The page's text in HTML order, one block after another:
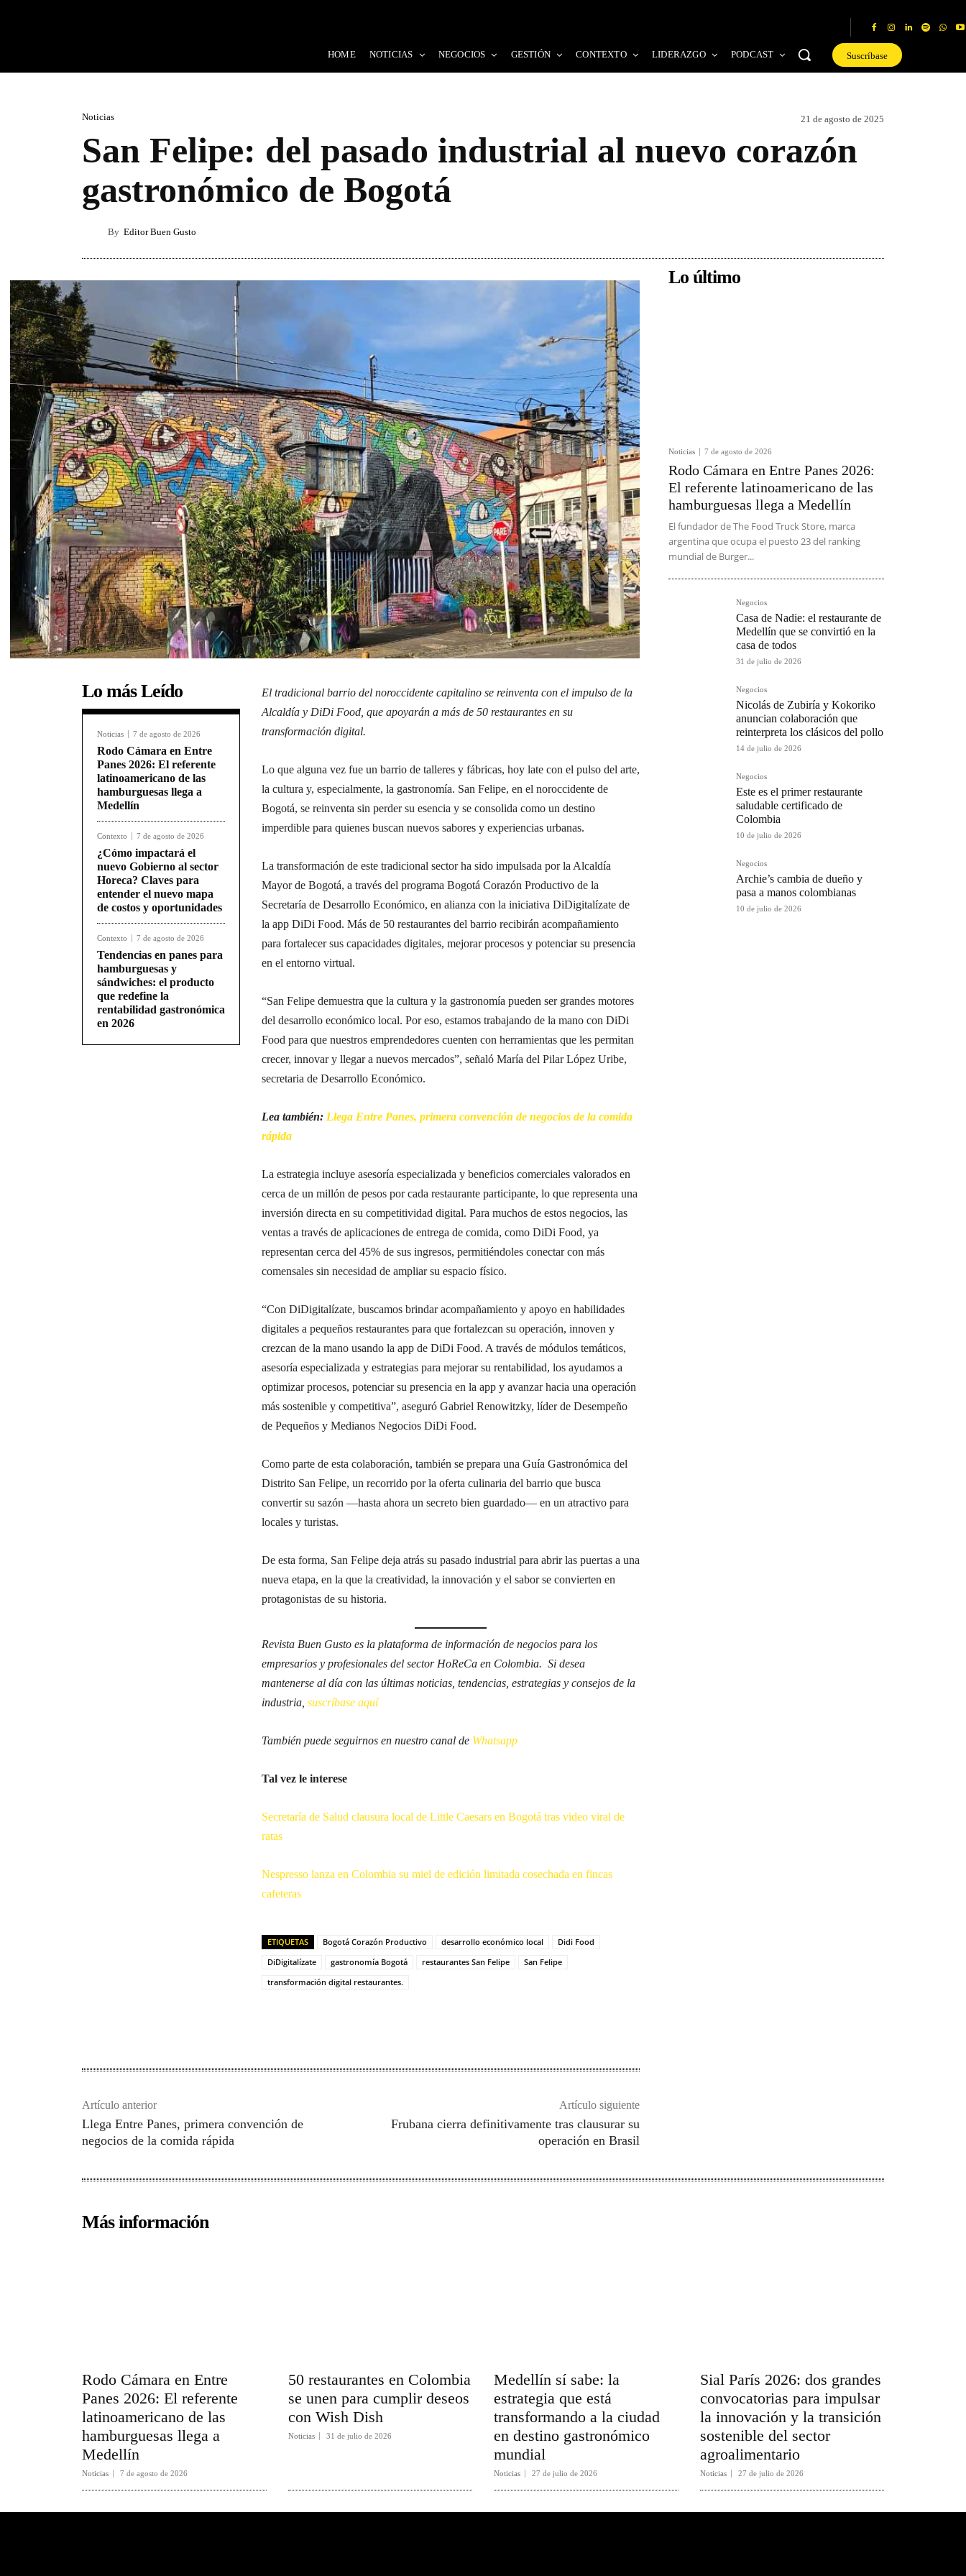
HOME NOTICIAS NEGOCIOS GESTIÓN CONTEXTO LIDERAZGO PODCAST Suscríbase
Noticias 21 de agosto de 2025
San Felipe: del pasado industrial al nuevo corazón
gastronómico de Bogotá
By Editor Buen Gusto
Lo más Leído
Noticias 7 de agosto de 2026
Rodo Cámara en Entre
Panes 2026: El referente
latinoamericano de las
hamburguesas llega a
Medellín
Contexto 7 de agosto de 2026
¿Cómo impactará el
nuevo Gobierno al sector
Horeca? Claves para
entender el nuevo mapa
de costos y oportunidades
Contexto 7 de agosto de 2026
Tendencias en panes para
hamburguesas y
sándwiches: el producto
que redefine la
rentabilidad gastronómica
en 2026
El tradicional barrio del noroccidente capitalino se reinventa con el impulso de la
Alcaldía y DiDi Food, que apoyarán a más de 50 restaurantes en su
transformación digital.
Lo que alguna vez fue un barrio de talleres y fábricas, hoy late con el pulso del arte,
la cultura y, especialmente, la gastronomía. San Felipe, en el noroccidente de
Bogotá, se reinventa sin perder su esencia y se consolida como un destino
imperdible para quienes buscan nuevos sabores y experiencias urbanas.
La transformación de este tradicional sector ha sido impulsada por la Alcaldía
Mayor de Bogotá, a través del programa Bogotá Corazón Productivo de la
Secretaría de Desarrollo Económico, en alianza con la iniciativa DiDigitalízate de
la app DiDi Food. Más de 50 restaurantes del barrio recibirán acompañamiento
para fortalecer sus capacidades digitales, mejorar procesos y potenciar su presencia
en el entorno virtual.
“San Felipe demuestra que la cultura y la gastronomía pueden ser grandes motores
del desarrollo económico local. Por eso, estamos trabajando de la mano con DiDi
Food para que nuestros emprendedores cuenten con herramientas que les permitan
crecer, innovar y llegar a nuevos mercados”, señaló María del Pilar López Uribe,
secretaria de Desarrollo Económico.
Lea también: Llega Entre Panes, primera convención de negocios de la comida
rápida
La estrategia incluye asesoría especializada y beneficios comerciales valorados en
cerca de un millón de pesos por cada restaurante participante, lo que representa una
inversión directa en su competitividad digital. Para muchos de estos negocios, las
ventas a través de aplicaciones de entrega de comida, como DiDi Food, ya
representan cerca del 45% de sus ingresos, permitiéndoles conectar con más
comensales sin necesidad de ampliar su espacio físico.
“Con DiDigitalízate, buscamos brindar acompañamiento y apoyo en habilidades
digitales a pequeños restaurantes para que fortalezcan su operación, innoven y
crezcan de la mano usando la app de DiDi Food. A través de módulos temáticos,
asesoría especializada y estrategias para mejorar su rentabilidad, los ayudamos a
optimizar procesos, potenciar su presencia en la app y avanzar hacia una operación
más sostenible y competitiva”, aseguró Gabriel Renowitzky, líder de Desempeño
de Pequeños y Medianos Negocios DiDi Food.
Como parte de esta colaboración, también se prepara una Guía Gastronómica del
Distrito San Felipe, un recorrido por la oferta culinaria del barrio que busca
convertir su sazón —hasta ahora un secreto bien guardado— en un atractivo para
locales y turistas.
De esta forma, San Felipe deja atrás su pasado industrial para abrir las puertas a una
nueva etapa, en la que la creatividad, la innovación y el sabor se convierten en
protagonistas de su historia.
Revista Buen Gusto es la plataforma de información de negocios para los
empresarios y profesionales del sector HoReCa en Colombia. Si desea
mantenerse al día con las últimas noticias, tendencias, estrategias y consejos de la
industria, suscríbase aquí
También puede seguirnos en nuestro canal de Whatsapp
Tal vez le interese
Secretaría de Salud clausura local de Little Caesars en Bogotá tras video viral de
ratas
Nespresso lanza en Colombia su miel de edición limitada cosechada en fincas
cafeteras
ETIQUETAS Bogotá Corazón Productivo desarrollo económico local
Didi Food
DiDigitalízate
gastronomía Bogotá restaurantes San Felipe
San Felipe
transformación digital restaurantes.
Artículo anterior
Llega Entre Panes, primera convención de
negocios de la comida rápida
Artículo siguiente
Frubana cierra definitivamente tras clausurar su
operación en Brasil
Lo último
Noticias 7 de agosto de 2026
Rodo Cámara en Entre Panes 2026:
El referente latinoamericano de las
hamburguesas llega a Medellín
El fundador de The Food Truck Store, marca
argentina que ocupa el puesto 23 del ranking
mundial de Burger...
Negocios
Casa de Nadie: el restaurante de
Medellín que se convirtió en la
casa de todos
31 de julio de 2026
Negocios
Nicolás de Zubiría y Kokoriko
anuncian colaboración que
reinterpreta los clásicos del pollo
14 de julio de 2026
Negocios
Este es el primer restaurante
saludable certificado de
Colombia
10 de julio de 2026
Negocios
Archie’s cambia de dueño y
pasa a manos colombianas
10 de julio de 2026
Más información
Rodo Cámara en Entre
Panes 2026: El referente
latinoamericano de las
hamburguesas llega a
Medellín
Noticias 7 de agosto de 2026
50 restaurantes en Colombia
se unen para cumplir deseos
con Wish Dish
Noticias 31 de julio de 2026
Medellín sí sabe: la
estrategia que está
transformando a la ciudad
en destino gastronómico
mundial
Noticias 27 de julio de 2026
Sial París 2026: dos grandes
convocatorias para impulsar
la innovación y la transición
sostenible del sector
agroalimentario
Noticias 27 de julio de 2026